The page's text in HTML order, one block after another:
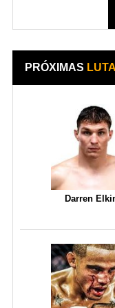
PRÓXIMAS
Darren